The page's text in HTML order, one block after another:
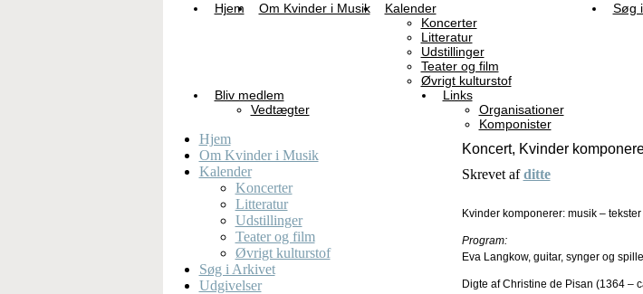
Hjem Om Kvinder i Musik
Kalender
Koncerter
Litteratur
Udstillinger
Teater og film
Øvrigt kulturstof
Søg
Bliv medlem
Vedtægter
Links
Organisationer
Komponister
Koncert, Kvinder
Skrevet afditte
Kvinder komponerer: musik –
Program:
Eva Langkow, guitar, synger og
Digte af Christine de Pisan (1364 –
Hjem
Om Kvinder i Musik
Kalender
Koncerter
Litteratur
Udstillinger
Teater og film
Øvrigt kulturstof
Søg i Arkivet
Udgivelser